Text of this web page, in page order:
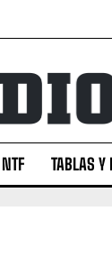
NTF TABLAS Y